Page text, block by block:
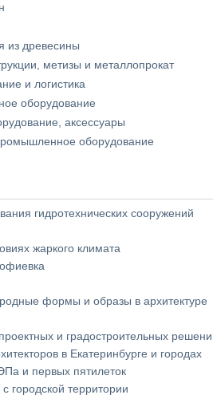
из древесины
метизы и металлопрокат
и логистика
оборудование
аксессуары
оборудование
гидротехнических сооружений
жаркого климата
формы и образы в архитектуре
и градостроительных
в Екатеринбурге и городах
и первых пятилеток
городской территории